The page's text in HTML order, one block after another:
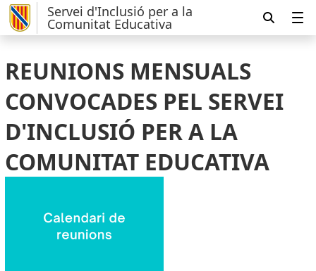
Servei d'Inclusió per a la
Comunitat Educativa
REUNIONS MENSUALS
CONVOCADES PEL SERVEI
D'INCLUSIÓ PER A LA
COMUNITAT EDUCATIVA